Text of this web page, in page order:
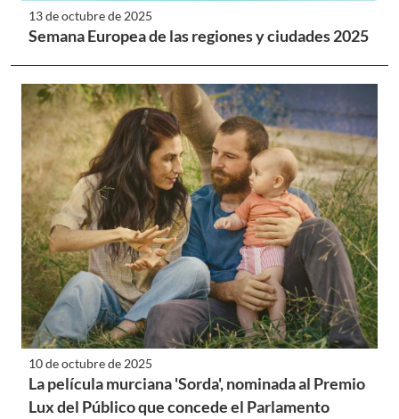
13 de octubre de 2025
Semana Europea de las regiones y ciudades 2025
10 de octubre de 2025
La película murciana 'Sorda', nominada al Premio
Lux del Público que concede el Parlamento